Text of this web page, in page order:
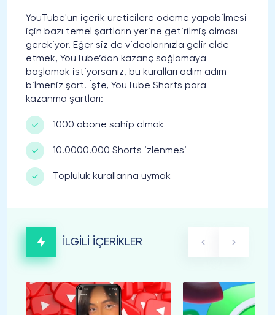
YouTube'un içerik üreticilere ödeme yapabilmesi
için bazı temel şartların yerine getirilmiş olması
gerekiyor. Eğer siz de videolarınızla gelir elde
etmek, YouTube’dan kazanç sağlamaya
başlamak istiyorsanız, bu kuralları adım adım
bilmeniz şart. İşte, YouTube Shorts para
kazanma şartları:
1000 abone sahip olmak
10.0000.000 Shorts izlenmesi
Topluluk kurallarına uymak
İLGİLİ İÇERİKLER